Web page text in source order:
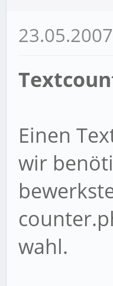
Einen
wir
wahl.